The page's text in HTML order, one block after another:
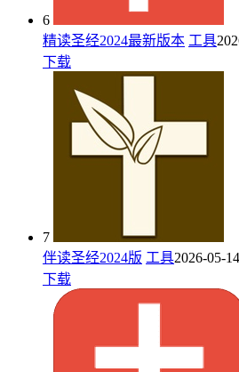
6
精读圣经2024最新版本 工具
下载
7
伴读圣经2024版 工具2026-05-
下载